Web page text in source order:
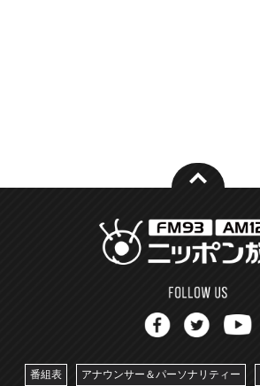
番組表 アナウンサー＆パーソナリティー